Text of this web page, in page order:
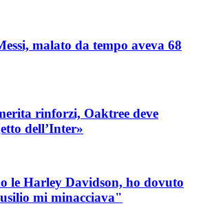
malato da tempo aveva 68
rinforzi, Oaktree deve
dell’Inter»
le Harley Davidson, ho dovuto
mi minacciava"